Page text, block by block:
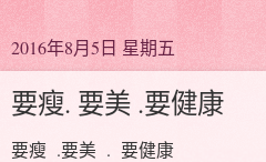
2016年8月5日 星期五
要瘦. 要美 .要健康
要瘦 .要美 . 要健康